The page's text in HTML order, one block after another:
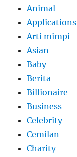
Animal
Applications
Arti mimpi
Asian
Baby
Berita
Billionaire
Business
Celebrity
Cemilan
Charity